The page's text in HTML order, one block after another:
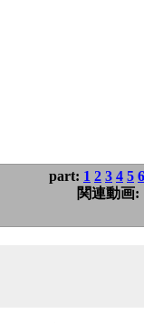
part: 1 2 3 4 5 6
関連動画: